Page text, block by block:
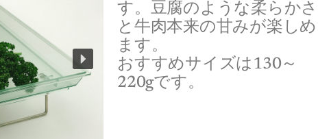
す。豆腐のような柔らかさ
と牛肉本来の甘みが楽しめ
ます。
おすすめサイズは130～
220gです。